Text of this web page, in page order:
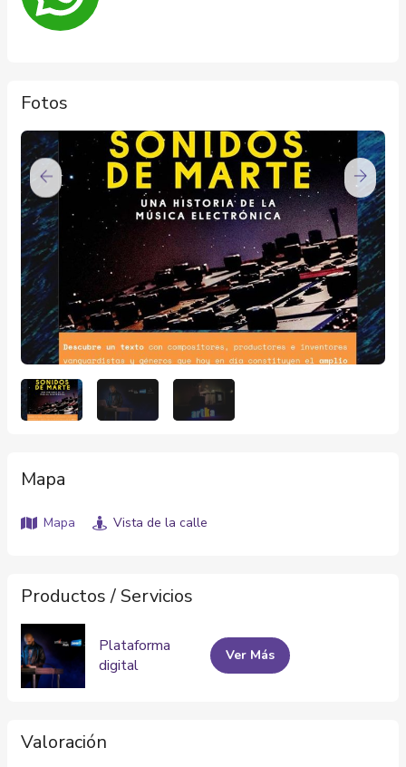
Fotos
Mapa
Mapa Vista de la calle
Productos / Servicios
Plataforma
digital
Ver Más
Valoración